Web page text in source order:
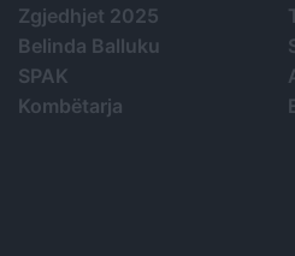
Zgjedhjet 2025
Belinda Balluku
SPAK
Kombëtarja